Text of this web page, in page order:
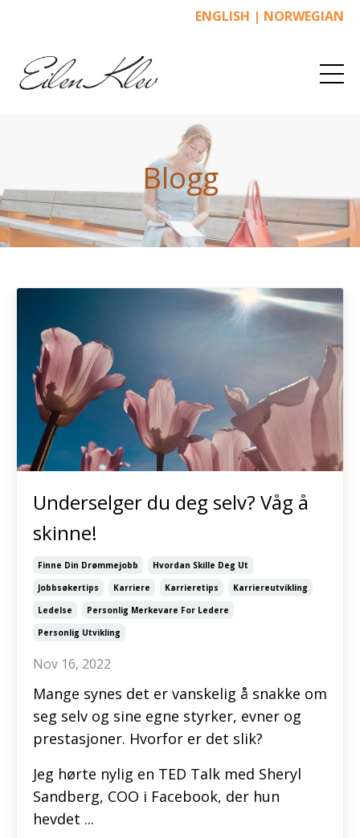
ENGLISH | NORWEGIAN
Blogg
Underselger du deg selv? Våg å
skinne!
Finne Din Drømmejobb
Hvordan Skille Deg Ut
Jobbsøkertips
Karriere Karrieretips
Karriereutvikling
Ledelse
Personlig Merkevare For Ledere
Personlig Utvikling
Nov 16, 2022
Mange synes det er vanskelig å snakke om
seg selv og sine egne styrker, evner og
prestasjoner. Hvorfor er det slik?
Jeg hørte nylig en TED Talk med Sheryl
Sandberg, COO i Facebook, der hun
hevdet ...